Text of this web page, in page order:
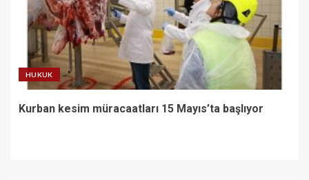
HUKUK
Kurban kesim müracaatları 15 Mayıs’ta başlıyor